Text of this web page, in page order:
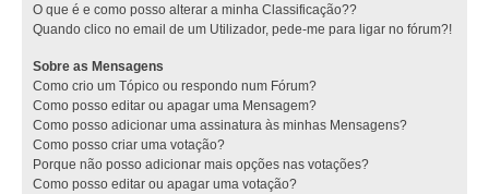
O que é e como posso alterar a minha Classificação??
Quando clico no email de um Utilizador, pede-me para ligar no fórum?!
Sobre as Mensagens
Como crio um Tópico ou respondo num Fórum?
Como posso editar ou apagar uma Mensagem?
Como posso adicionar uma assinatura às minhas Mensagens?
Como posso criar uma votação?
Porque não posso adicionar mais opções nas votações?
Como posso editar ou apagar uma votação?